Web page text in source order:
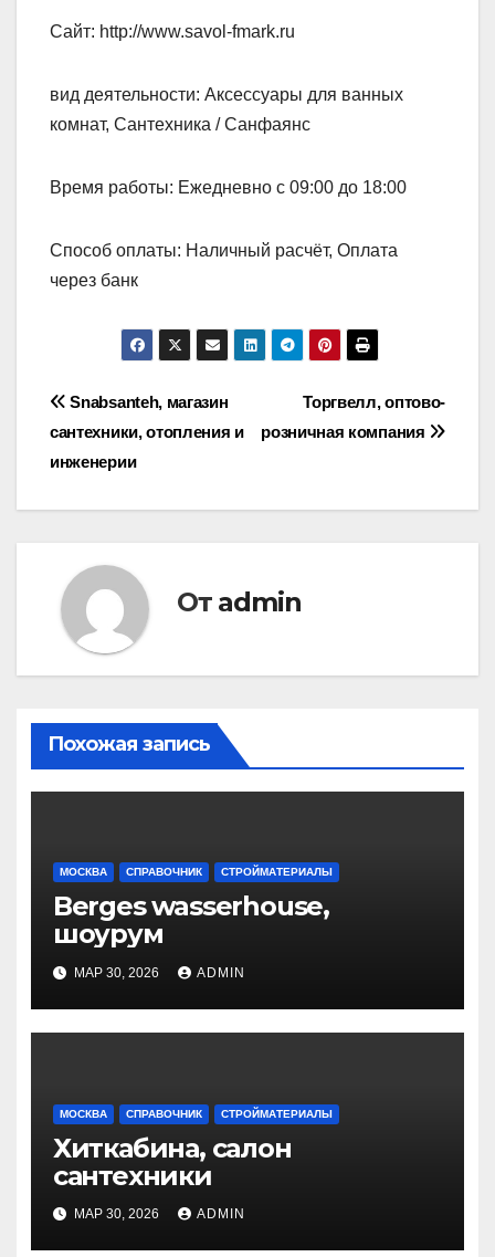
Сайт: http://www.savol-fmark.ru
вид деятельности: Аксессуары для ванных
комнат, Сантехника / Санфаянс
Время работы: Ежедневно с 09:00 до 18:00
Способ оплаты: Наличный расчёт, Оплата
через банк
Навигация
по
записям
Торгвелл, оптово-
розничная компания
Snabsanteh, магазин
сантехники, отопления и
инженерии
От admin
Похожая запись
МОСКВА СПРАВОЧНИК СТРОЙМАТЕРИАЛЫ
Berges wasserhouse,
шоурум
МАР 30, 2026 ADMIN
МОСКВА СПРАВОЧНИК СТРОЙМАТЕРИАЛЫ
Хиткабина, салон
сантехники
МАР 30, 2026 ADMIN